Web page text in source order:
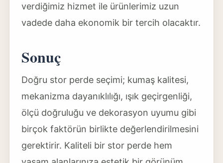
verdiğimiz hizmet ile ürünlerimiz uzun
vadede daha ekonomik bir tercih olacaktır.
Sonuç
Doğru stor perde seçimi; kumaş kalitesi,
mekanizma dayanıklılığı, ışık geçirgenliği,
ölçü doğruluğu ve dekorasyon uyumu gibi
birçok faktörün birlikte değerlendirilmesini
gerektirir. Kaliteli bir stor perde hem